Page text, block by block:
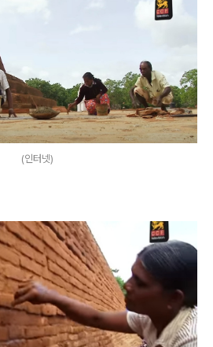
(인터넷)